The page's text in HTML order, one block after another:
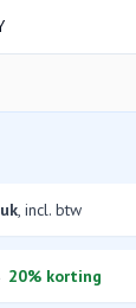
, incl. btw
20% korting